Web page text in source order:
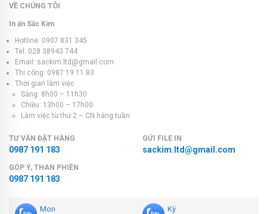
VỀ CHÚNG TÔI
In ấn Sắc Kim
Hotline: 0907 831 345
Tel: 028 38943 744
Email: sackim.ltd@gmail.com
Thi công: 0987 19 11 83
Thời gian làm việc
Sáng: 8h00 – 11h30
Chiều: 13h00 – 17h00
Làm việc từ thứ 2 – CN hàng tuần
TƯ VẤN ĐẶT HÀNG
0987 191 183
GỬI FILE IN
sackim.ltd@gmail.com
GÓP Ý, THAN PHIỀN
0987 191 183
Mon Kỳ